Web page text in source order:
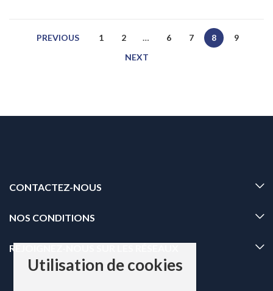
PREVIOUS 1 2 … 6 7 8
9
NEXT
CONTACTEZ-NOUS
NOS CONDITIONS
REJOIGNEZ-NOUS SUR LES RÉSEAUX
Utilisation de cookies